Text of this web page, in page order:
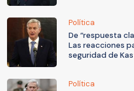
Política
De “respuesta
Las reacciones
seguridad de
Política